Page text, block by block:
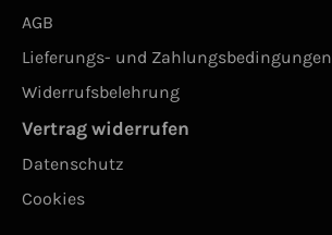
AGB
Lieferungs- und Zahlungsbedingungen
Widerrufsbelehrung
Vertrag widerrufen
Datenschutz
Cookies